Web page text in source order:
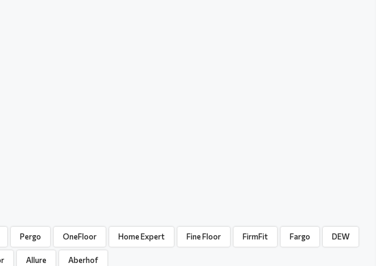
Pergo OneFloor Home Expert Fine Floor FirmFit Fargo DEW
Allure Aberhof